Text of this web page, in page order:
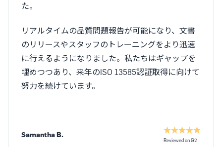
た。
リアルタイムの品質問題報告が可能になり、文書
のリリースやスタッフのトレーニングをより迅速
に行えるようになりました。私たちはギャップを
埋めつつあり、来年のISO 13585認証取得に向けて
努力を続けています。
Samantha B.
Reviewed on G2